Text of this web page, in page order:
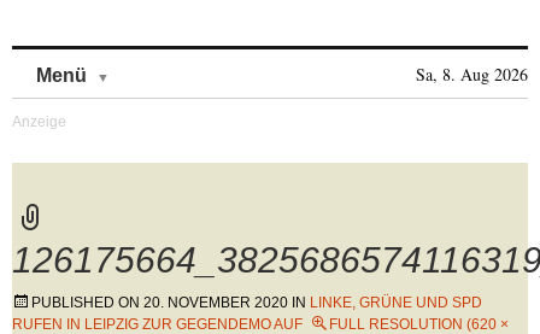
Menü Sa, 8. Aug 2026
PUBLISHED ON 20. NOVEMBER 2020 IN LINKE, GRÜNE UND SPD
RUFEN IN LEIPZIG ZUR GEGENDEMO AUF
FULL RESOLUTION (620 ×